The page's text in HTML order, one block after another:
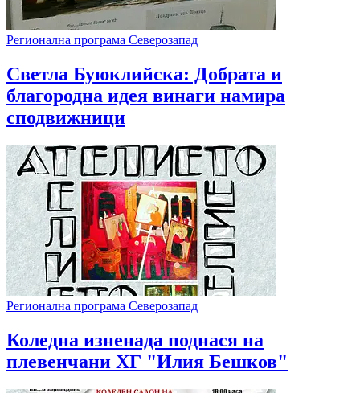
Регионална програма Северозапад
Светла Буюклийска: Добрата и
благородна идея винаги намира
сподвижници
Регионална програма Северозапад
Коледна изненада поднася на
плевенчани ХГ "Илия Бешков"